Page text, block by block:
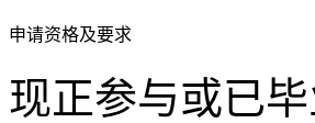
申请资格及要求
现正参与或已